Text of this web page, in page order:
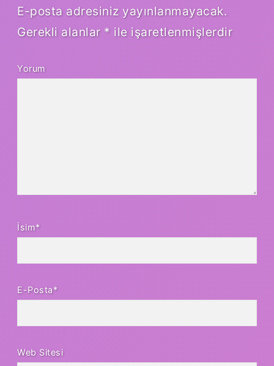
E-posta adresiniz yayınlanmayacak.
Gerekli alanlar * ile işaretlenmişlerdir
Yorum
İsim*
E-Posta*
Web Sitesi